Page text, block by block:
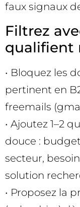
faux signaux
Filtrez
qualifient
• Bloquez les
pertinent en
freemails
• Ajoutez 1–2
douce :
secteur,
solution
• Proposez la